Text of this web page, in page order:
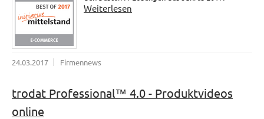
Weiterlesen
24.03.2017 Firmennews
trodat Professional™ 4.0 - Produktvideos
online